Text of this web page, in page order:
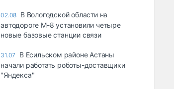
02.08 В Вологодской области на
автодороге М-8 установили четыре
новые базовые станции связи
31.07
В Есильском районе Астаны
начали работать роботы-доставщики
"Яндекса"